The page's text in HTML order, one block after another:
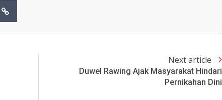
Next article
Duwel Rawing Ajak Masyarakat Hindari
Pernikahan Dini